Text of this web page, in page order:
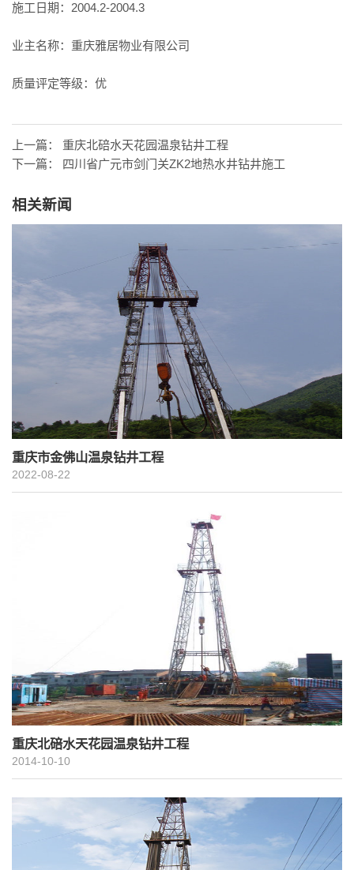
施工日期：2004.2-2004.3
业主名称：重庆雅居物业有限公司
质量评定等级：优
上一篇： 重庆北碚水天花园温泉钻井工程
下一篇：
四川省广元市剑门关ZK2地热水井钻井施工
相关新闻
重庆市金佛山温泉钻井工程
2022-08-22
重庆北碚水天花园温泉钻井工程
2014-10-10